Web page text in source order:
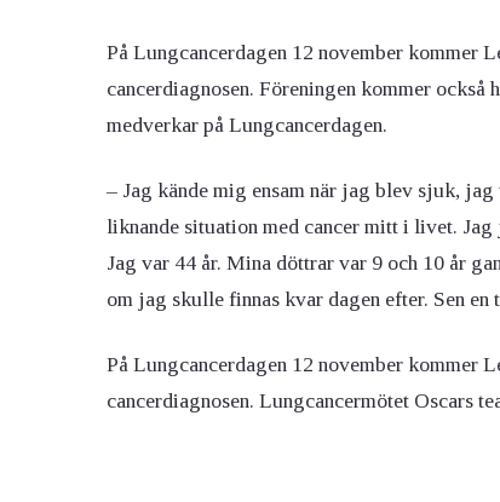
På Lungcancerdagen 12 november kommer
cancerdiagnosen. Föreningen kommer
medverkar på Lungcancerdagen.
– Jag kände mig ensam när jag blev sjuk,
liknande situation med cancer mitt i livet. Jag
Jag var 44 år. Mina döttrar var 9 och 10 år
om jag skulle finnas kvar dagen efter. Sen
På Lungcancerdagen 12 november kommer
cancerdiagnosen. Lungcancermötet Oscars